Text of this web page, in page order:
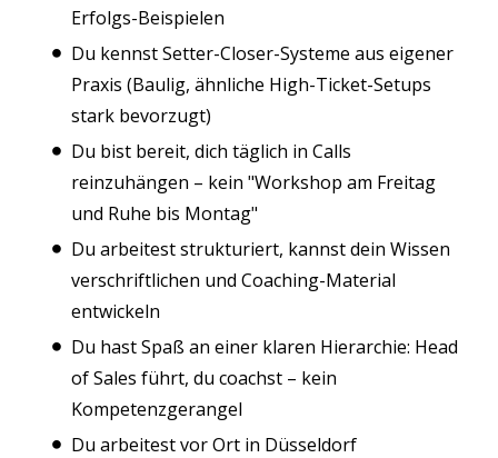
Erfolgs-Beispielen
Du kennst Setter-Closer-Systeme aus eigener
Praxis (Baulig, ähnliche High-Ticket-Setups
stark bevorzugt)
Du bist bereit, dich täglich in Calls
reinzuhängen – kein "Workshop am Freitag
und Ruhe bis Montag"
Du arbeitest strukturiert, kannst dein Wissen
verschriftlichen und Coaching-Material
entwickeln
Du hast Spaß an einer klaren Hierarchie: Head
of Sales führt, du coachst – kein
Kompetenzgerangel
Du arbeitest vor Ort in Düsseldorf